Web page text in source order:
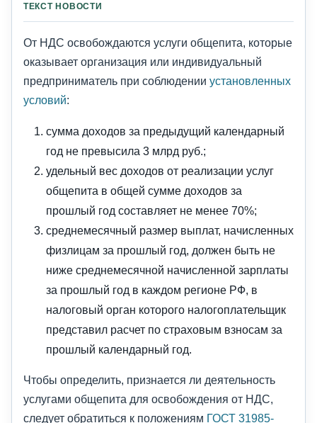
ТЕКСТ НОВОСТИ
От НДС освобождаются услуги общепита, которые
оказывает организация или индивидуальный
предприниматель при соблюдении установленных
условий:
сумма доходов за предыдущий календарный
год не превысила 3 млрд руб.;
удельный вес доходов от реализации услуг
общепита в общей сумме доходов за
прошлый год составляет не менее 70%;
среднемесячный размер выплат, начисленных
физлицам за прошлый год, должен быть не
ниже среднемесячной начисленной зарплаты
за прошлый год в каждом регионе РФ, в
налоговый орган которого налогоплательщик
представил расчет по страховым взносам за
прошлый календарный год.
Чтобы определить, признается ли деятельность
услугами общепита для освобождения от НДС,
следует обратиться к положениям ГОСТ 31985-